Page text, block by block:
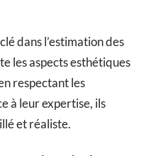
dans l’estimation des
les aspects esthétiques
respectant les
à leur expertise, ils
et réaliste.